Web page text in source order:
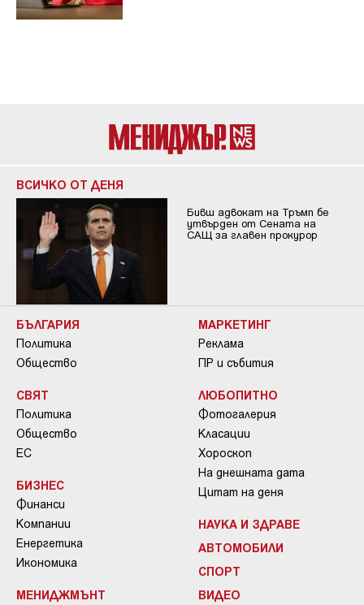
ВСИЧКО ОТ ДЕНЯ
Бивш адвокат на Тръмп бе
утвърден от Сената на
САЩ за главен прокурор
БЪЛГАРИЯ
Политика
Общество
СВЯТ
Политика
Общество
ЕС
БИЗНЕС
Финанси
Компании
Енергетика
Икономика
МЕНИДЖМЪНТ
МАРКЕТИНГ
Реклама
ПР и събития
ЛЮБОПИТНО
Фотогалерия
Класации
Хороскоп
На днешната дата
Цитат на деня
НАУКА И ЗДРАВЕ
АВТОМОБИЛИ
СПОРТ
ВИДЕО